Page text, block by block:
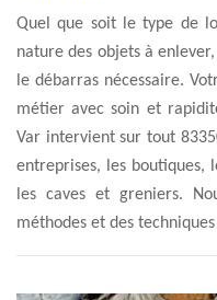
Quel que soit le type de
nature des objets à
le débarras nécessaire.
métier avec soin et
Var intervient sur tout
entreprises, les boutiques,
les caves et greniers.
méthodes et des